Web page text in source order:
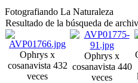
Fotografiando La Naturaleza
Resultado de la búsqueda de
Ophrys x
cosanavista 432
veces
Ophrys x
cosanavista 440
veces